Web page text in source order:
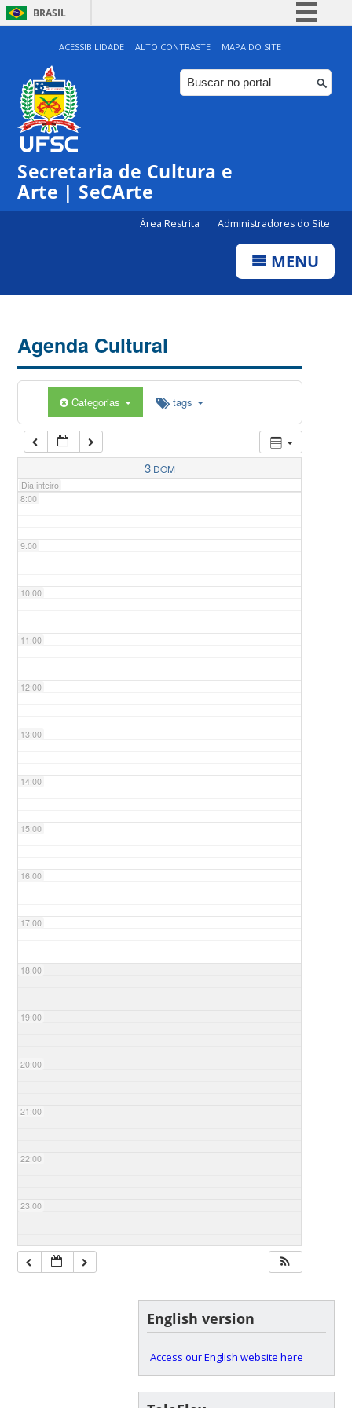
BRASIL
Simplifique!
Comunica BR
Participe
ACESSIBILIDADE ALTO CONTRASTE MAPA DO SITE
Secretaria de Cultura e
Arte | SeCArte
Área Restrita Administradores do Site
MENU
Agenda Cultural
Categorias tags
3 DOM
Dia inteiro
0:00
1:00
5:00
7:00
8:00
9:00
10:00
11:00
12:00
13:00
14:00
15:00
16:00
17:00
18:00
19:00
20:00
21:00
22:00
23:00
English version
Access our English website here